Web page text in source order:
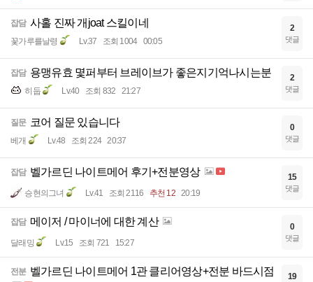
잡담 사홀 진짜 개joat 스킬이네
꽃가루를날령 Lv.37 조회 1004 00:05
2
댓글
잡담 용맹유효 몇퍼부터 브레이브가 좋은지기억나시는분
히둡 Lv.40 조회 832 21:27
2
댓글
질문 코어 질문 있습니다
베개 Lv.48 조회 224 20:37
0
댓글
잡담 벨가르딘 나이트메어 후기+전분영상
승현의그녀 Lv.41 조회 2116 추천 12 20:19
15
댓글
잡담 메이저 / 마이너에 대한 계산
달래밍 Lv.15 조회 721 15:27
0
댓글
전분 벨가르딘 나이트메어 1관 클리어영상+전분 바드시점 19